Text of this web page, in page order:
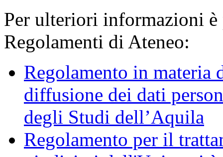
Per ulteriori informazioni è
Regolamenti di Ateneo:
Regolamento in materia
diffusione dei dati
degli Studi dell’Aquila
Regolamento per il